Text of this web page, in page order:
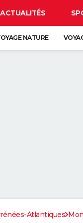
ACTUALITÉS
NATURE
Atlantiques